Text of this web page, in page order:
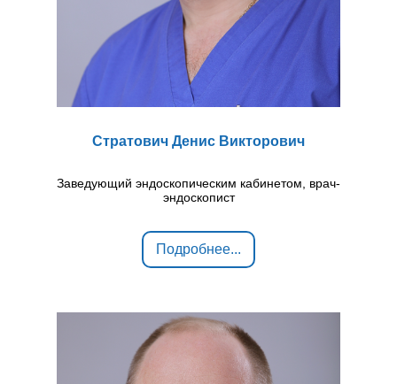
Стратович Денис Викторович
Заведующий эндоскопическим кабинетом, врач-
эндоскопист
Подробнее...